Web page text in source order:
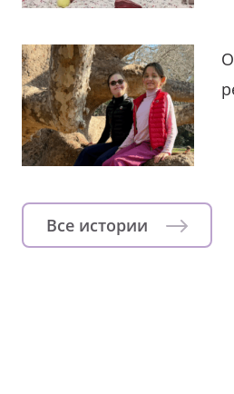
Все истории